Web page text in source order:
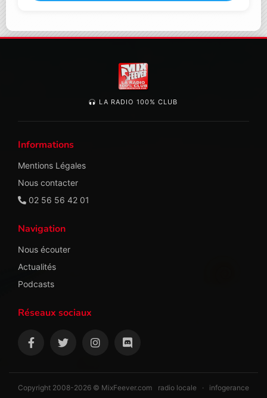
LA RADIO 100% CLUB
Informations
Mentions Légales
Nous contacter
02 56 56 42 01
Navigation
Nous écouter
Actualités
Podcasts
Réseaux sociaux
Copyright 2008-2026 © MixFeever.com radio locale · infogerance